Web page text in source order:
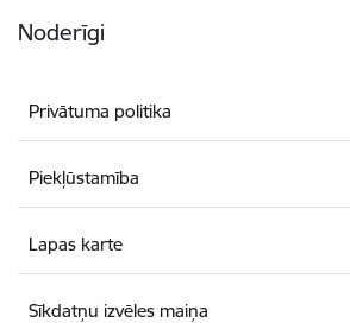
Noderīgi
Privātuma politika
Piekļūstamība
Lapas karte
Sīkdatņu izvēles maiņa